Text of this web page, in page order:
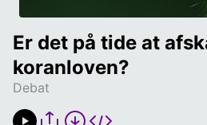
Debat
Er det på tide at
koranloven?